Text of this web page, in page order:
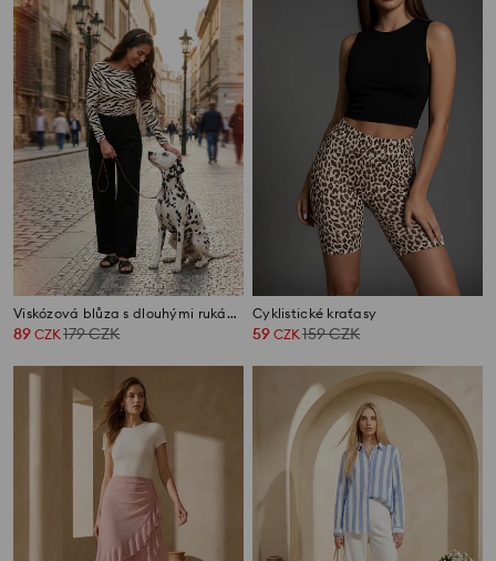
Viskózová blůza s dlouhými rukávy a zebrovým vzorem
89 CZK179CZK
Cyklistické kraťasy
59 CZK159CZK